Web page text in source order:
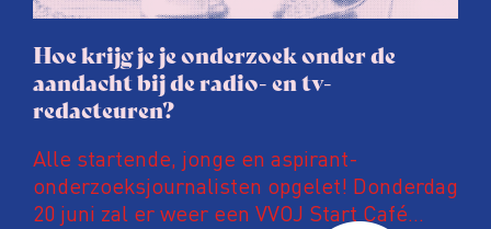
Hoe krijg je je onderzoek onder de
aandacht bij de radio- en tv-
redacteuren?
Alle startende, jonge en aspirant-
onderzoeksjournalisten opgelet! Donderdag
20 juni zal er weer een VVOJ Start Café